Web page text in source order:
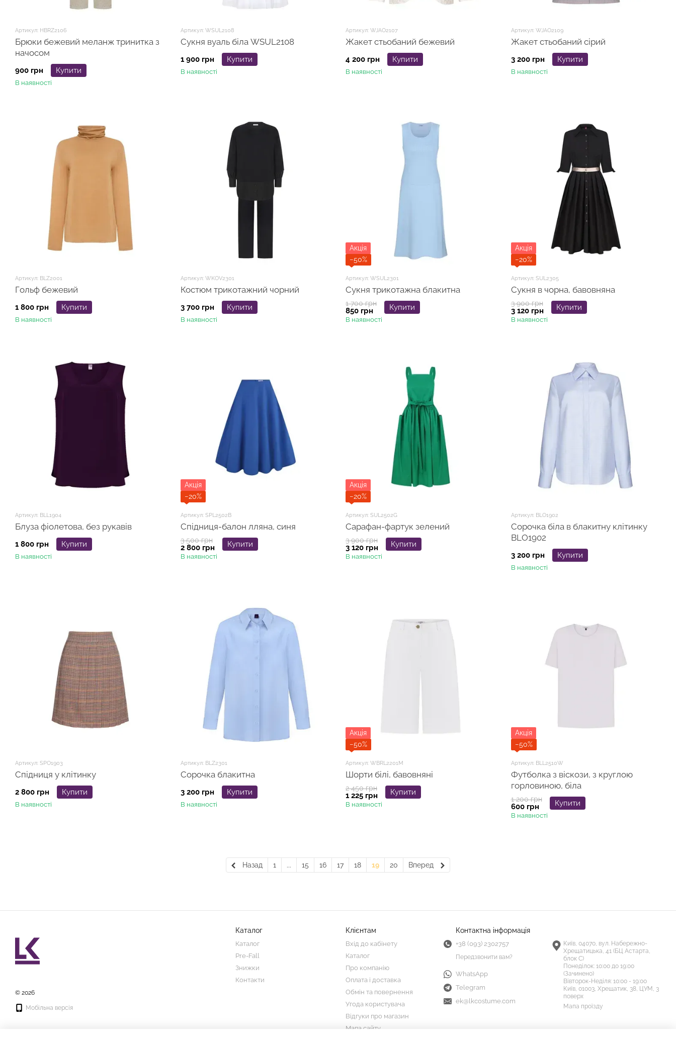
Артикул: HBRZ2106
Брюки бежевий меланж тринитка з
начосом
900 грн Купити
В наявності
Артикул: WSUL2108
Сукня вуаль біла WSUL2108
1 900 грн Купити
В наявності
Артикул: WJAO2107
Жакет стьобаний бежевий
4 200 грн Купити
В наявності
Артикул: WJAO2109
Жакет стьобаний сірий
3 200 грн Купити
В наявності
Артикул: BLZ2001
Гольф бежевий
1 800 грн Купити
В наявності
Артикул: WKOV2301
Костюм трикотажний чорний
3 700 грн Купити
В наявності
Акція
−50%
Артикул: WSUL2301
Сукня трикотажна блакитна
1 700 грн
850 грн Купити
В наявності
Акція
−20%
Артикул: SUL2305
Сукня в чорна, бавовняна
3 900 грн
3 120 грн Купити
В наявності
Артикул: BLL1904
Блуза фіолетова, без рукавів
1 800 грн Купити
В наявності
Акція
−20%
Артикул: SPL2502B
Спідниця-балон лляна, синя
3 500 грн
2 800 грн Купити
В наявності
Акція
−20%
Артикул: SUL2502G
Сарафан-фартук зелений
3 900 грн
3 120 грн Купити
В наявності
Артикул: BLO1902
Сорочка біла в блакитну клітинку
BLO1902
3 200 грн Купити
В наявності
Артикул: SPO1903
Спідниця у клітинку
2 800 грн Купити
В наявності
Артикул: BLZ2301
Сорочка блакитна
3 200 грн Купити
В наявності
Акція
−50%
Артикул: WBRL2201M
Шорти білі, бавовняні
2 450 грн
1 225 грн Купити
В наявності
Акція
−50%
Артикул: BLL2510W
Футболка з віскози, з круглою
горловиною, біла
1 200 грн
600 грн Купити
В наявності
Назад 1 ... 15 16 17 18 19 20 Вперед
© 2026
Мобільна версія
Каталог
Каталог
Pre-Fall
Знижки
Контакти
Клієнтам
Вхід до кабінету
Каталог
Про компанію
Оплата і доставка
Обмін та повернення
Угода користувача
Відгуки про магазин
Мапа сайту
Контактна інформація
+38 (093) 2302757
Передзвонити вам?
WhatsApp
Telegram
ek@lkcostume.com
Київ, 04070, вул. Набережно-
Хрещатицька, 41 (БЦ Астарта,
блок С)
Понеділок: 10:00 до 19:00
(Зачинено)
Вівторок-Неділя: 10:00 - 19:00
Київ, 01003, Хрещатик, 38, ЦУМ, 3
поверх
Мапа проїзду